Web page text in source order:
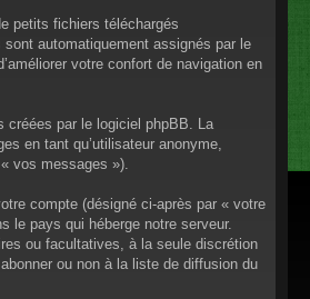
petits fichiers téléchargés
automatiquement assignés par le
votre confort de navigation en
créées par le logiciel phpBB. La
en tant qu’utilisateur anonyme,
vos messages »).
compte (désigné ci-après par « votre
le pays qui héberge notre serveur.
ou facultatives, à la seule discrétion
ou non à la liste de diffusion du